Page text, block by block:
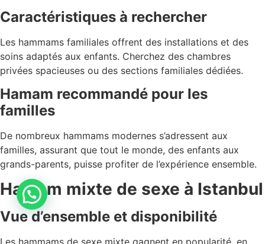
Caractéristiques à rechercher
Les hammams familiales offrent des installations et des
soins adaptés aux enfants. Cherchez des chambres
privées spacieuses ou des sections familiales dédiées.
Hamam recommandé pour les
familles
De nombreux hammams modernes s’adressent aux
familles, assurant que tout le monde, des enfants aux
grands-parents, puisse profiter de l’expérience ensemble.
Hamam mixte de sexe à Istanbul
Vue d’ensemble et disponibilité